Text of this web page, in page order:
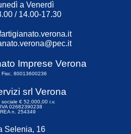
a Venerdì
/ 14.00-17.30
Imprese Verona
Fisc. 80013600236
srl Verona
sociale € 52.000,00 i.v.
02682390238
REA n. 254349
Selenia, 16